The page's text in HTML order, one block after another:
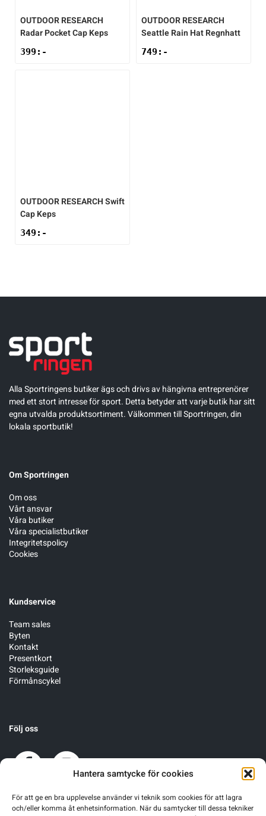
Hantera samtycke för cookies
För att ge en bra upplevelse använder vi teknik som cookies för att lagra
och/eller komma åt enhetsinformation. När du samtycker till dessa tekniker
OUTDOOR RESEARCH
Radar Pocket Cap Keps
399 :-
OUTDOOR RESEARCH
Seattle Rain Hat Regnhatt
749 :-
OUTDOOR RESEARCHSwift
Cap Keps
349 :-
Alla Sportringens butiker ägs och drivs av hängivna entreprenörer
med ett stort intresse för sport. Detta betyder att varje butik har sitt
egna utvalda produktsortiment. Välkommen till Sportringen, din
lokala sportbutik!
Om Sportringen
Om oss
Vårt ansvar
Våra butiker
Våra specialistbutiker
Integritetspolicy
Cookies
Kundservice
Team sales
Byten
Kontakt
Presentkort
Storleksguide
Förmånscykel
Följ oss